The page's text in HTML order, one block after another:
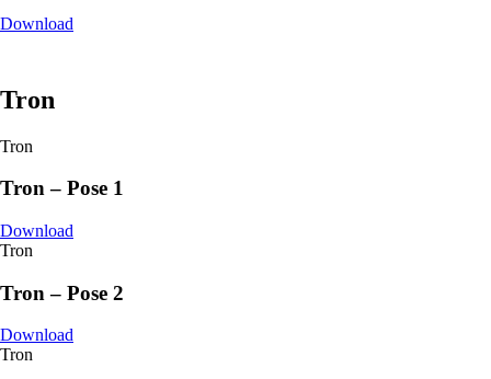
Download
Tron
Tron
Tron – Pose 1
Download
Tron
Tron – Pose 2
Download
Tron